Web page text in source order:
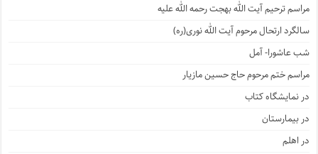
مراسم ترحیم آیت الله بهجت رحمه الله علیه
سالگرد ارتحال مرحوم آیت الله نوری(ره)
شب عاشورا- آمل
مراسم ختم مرحوم حاج حسین مازیار
در نمایشگاه کتاب
در بیمارستان
در اهلم